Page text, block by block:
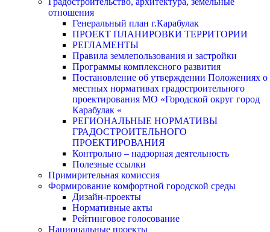
отношения
Генеральный план г.Карабулак
ПРОЕКТ ПЛАНИРОВКИ ТЕРРИТОРИИ
РЕГЛАМЕНТЫ
Правила землепользования и застройки
Программы комплексного развития
Постановление об утверждении Положениях о
местных нормативах градостроительного
проектирования МО «Городской округ город
Карабулак «
РЕГИОНАЛЬНЫЕ НОРМАТИВЫ
ГРАДОСТРОИТЕЛЬНОГО
ПРОЕКТИРОВАНИЯ
Контрольно – надзорная деятельность
Полезные ссылки
Примирительная комиссия
Формирование комфортной городской среды
Дизайн-проекты
Нормативные акты
Рейтинговое голосование
Национальные проекты